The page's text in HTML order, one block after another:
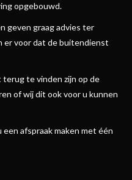
opgebouwd.
geven graag advies ter
er voor dat de buitendienst
te vinden zijn op de
of wij dit ook voor u kunnen
afspraak maken met één